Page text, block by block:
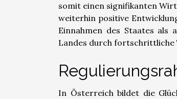
somit einen signifikanten
weiterhin positive
Einnahmen des Staates als
Landes durch fortschrittliche
In Österreich bildet die